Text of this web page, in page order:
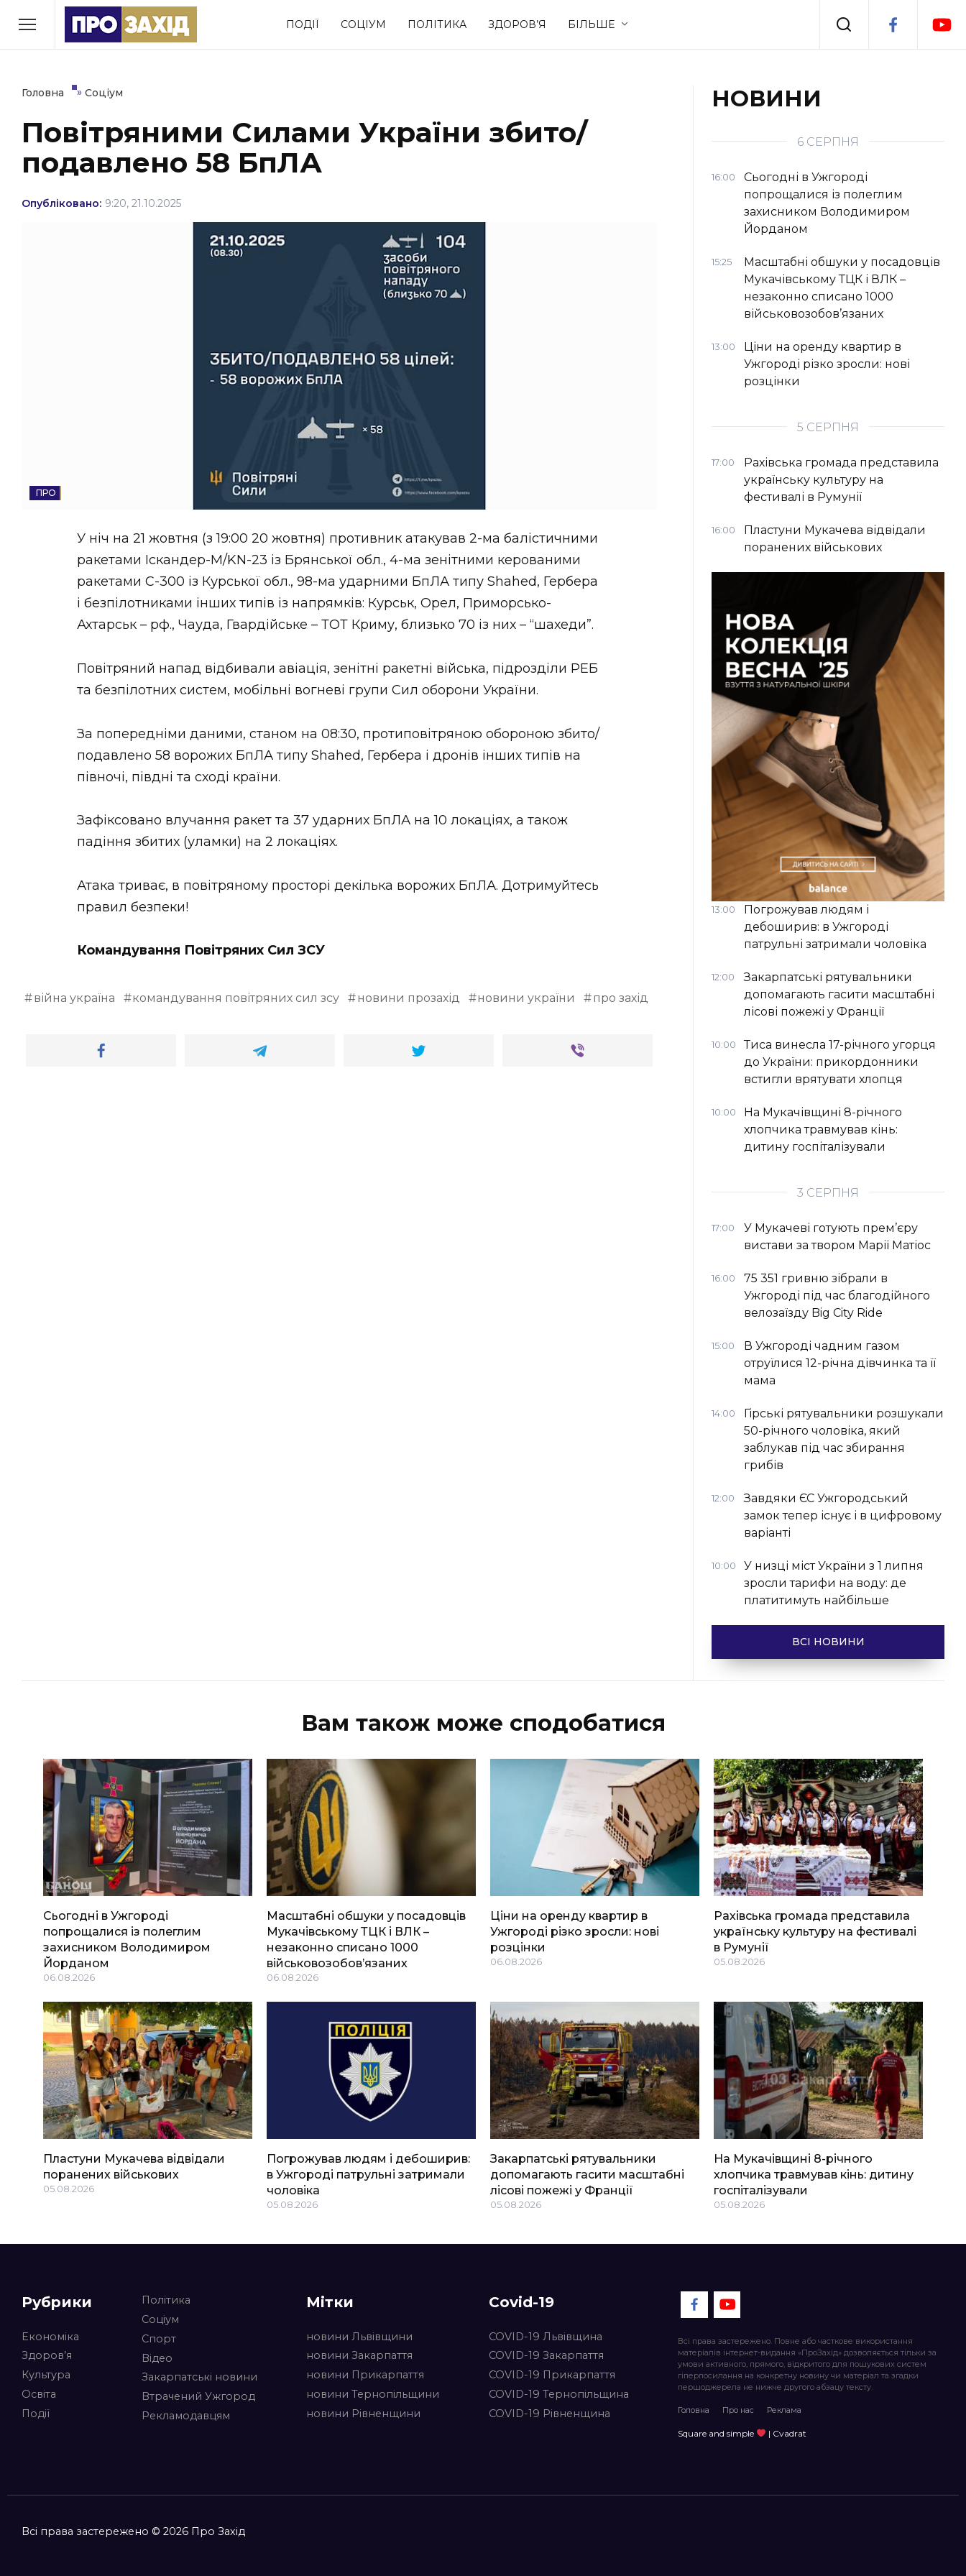
ПОДІЇ СОЦІУМ ПОЛІТИКА ЗДОРОВ’Я БІЛЬШЕ
РУБРИКИ
Економіка Події
Політика Соціум Спорт Стиль життя
Втрачений Ужгород
(відеоверсія)
ЗАКАРПАТСЬКІ НОВИНИ
ВІДЕО
Головна » Соціум
Повітряними Силами України збито/
подавлено 58 БпЛА
Опубліковано: 9:20, 21.10.2025
У ніч на 21 жовтня (з 19:00 20 жовтня) противник атакував 2-ма балістичними
ракетами Іскандер-М/KN-23 із Брянської обл., 4-ма зенітними керованими
ракетами С-300 із Курської обл., 98-ма ударними БпЛА типу Shahed, Гербера
і безпілотниками інших типів із напрямків: Курськ, Орел, Приморсько-
Ахтарськ – рф., Чауда, Гвардійське – ТОТ Криму, близько 70 із них – “шахеди”.
Повітряний напад відбивали авіація, зенітні ракетні війська, підрозділи РЕБ
та безпілотних систем, мобільні вогневі групи Сил оборони України.
За попередніми даними, станом на 08:30, протиповітряною обороною збито/
подавлено 58 ворожих БпЛА типу Shahed, Гербера і дронів інших типів на
півночі, півдні та сході країни.
Зафіксовано влучання ракет та 37 ударних БпЛА на 10 локаціях, а також
падіння збитих (уламки) на 2 локаціях.
Атака триває, в повітряному просторі декілька ворожих БпЛА. Дотримуйтесь
правил безпеки!
Командування Повітряних Сил ЗСУ
війна україна командування повітряних сил зсу новини прозахід новини україни про захід
НОВИНИ
6 СЕРПНЯ
16:00
Сьогодні в Ужгороді
попрощалися із полеглим
захисником Володимиром
Йорданом
15:25
Масштабні обшуки у посадовців
Мукачівському ТЦК і ВЛК –
незаконно списано 1000
військовозобов’язаних
13:00
Ціни на оренду квартир в
Ужгороді різко зросли: нові
розцінки
5 СЕРПНЯ
17:00
Рахівська громада представила
українську культуру на
фестивалі в Румунії
16:00
Пластуни Мукачева відвідали
поранених військових
13:00
Погрожував людям і
дебоширив: в Ужгороді
патрульні затримали чоловіка
12:00
Закарпатські рятувальники
допомагають гасити масштабні
лісові пожежі у Франції
10:00
Тиса винесла 17-річного угорця
до України: прикордонники
встигли врятувати хлопця
10:00
На Мукачівщині 8-річного
хлопчика травмував кінь:
дитину госпіталізували
3 СЕРПНЯ
17:00
У Мукачеві готують прем’єру
вистави за твором Марії Матіос
16:00
75 351 гривню зібрали в
Ужгороді під час благодійного
велозаїзду Big Сity Ride
15:00
В Ужгороді чадним газом
отруїлися 12-річна дівчинка та її
мама
14:00
Гірські рятувальники розшукали
50-річного чоловіка, який
заблукав під час збирання
грибів
12:00
Завдяки ЄС Ужгородський
замок тепер існує і в цифровому
варіанті
10:00
У низці міст України з 1 липня
зросли тарифи на воду: де
платитимуть найбільше
ВСІ НОВИНИ
Вам також може сподобатися
Сьогодні в Ужгороді
попрощалися із полеглим
захисником Володимиром
Йорданом
06.08.2026
Масштабні обшуки у посадовців
Мукачівському ТЦК і ВЛК –
незаконно списано 1000
військовозобов’язаних
06.08.2026
Ціни на оренду квартир в
Ужгороді різко зросли: нові
розцінки
06.08.2026
Рахівська громада представила
українську культуру на фестивалі
в Румунії
05.08.2026
Пластуни Мукачева відвідали
поранених військових
05.08.2026
Погрожував людям і дебоширив:
в Ужгороді патрульні затримали
чоловіка
05.08.2026
Закарпатські рятувальники
допомагають гасити масштабні
лісові пожежі у Франції
05.08.2026
На Мукачівщині 8-річного
хлопчика травмував кінь: дитину
госпіталізували
05.08.2026
Рубрики
Економіка
Здоров’я
Культура
Освіта
Події
Політика
Соціум
Спорт
Відео
Закарпатські новини
Втрачений Ужгород
Рекламодавцям
Мітки
новини Львівщини
новини Закарпаття
новини Прикарпаття
новини Тернопільщини
новини Рівненщини
Covid-19
COVID-19 Львівщина
COVID-19 Закарпаття
COVID-19 Прикарпаття
COVID-19 Тернопільщина
COVID-19 Рівненщина
Всі права застережено. Повне або часткове використання
матеріалів інтернет-видання «ПроЗахід» дозволяється тільки за
умови активного, прямого, відкритого для пошукових систем
гіперпосилання на конкретну новину чи матеріал та згадки
першоджерела не нижче другого абзацу тексту.
Головна Про нас Реклама
Square and simple | Cvadrat
Всі права застережено © 2026 Про Захід